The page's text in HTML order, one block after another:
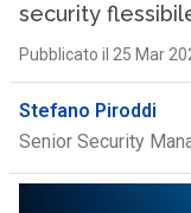
security
Pubblicato il 25 Mar
Stefano Piroddi
Senior Security